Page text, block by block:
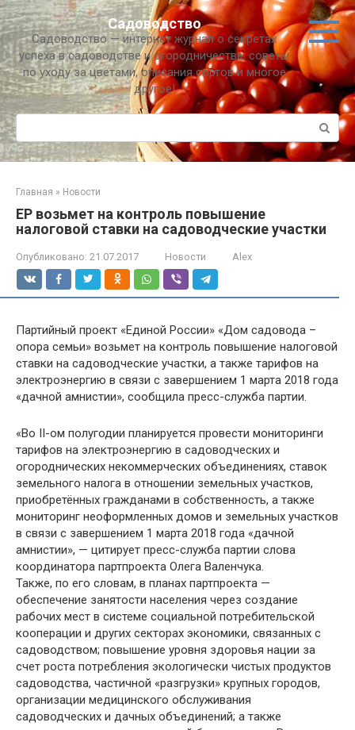
Перейти
к
контенту
Садоводство
Садоводство — интернет журнал о секретах
успеха в садоводстве и огородничестве, советы
по уходу за цветами, описания сортов и многое
другое!
Поиск:
Главная » Новости
ЕР возьмет на контроль повышение
налоговой ставки на садоводческие участки
Опубликовано: 21.07.2017 Новости Alex
Партийный проект «Единой России» «Дом садовода –
опора семьи» возьмет на контроль повышение налоговой
ставки на садоводческие участки, а также тарифов на
электроэнергию в связи с завершением 1 марта 2018 года
«дачной амнистии», сообщила пресс-служба партии.
«Во II-ом полугодии планируется провести мониторинги
тарифов на электроэнергию в садоводческих и
огороднических некоммерческих объединениях, ставок
земельного налога в отношении земельных участков,
приобретённых гражданами в собственность, а также
мониторинг неоформленных домов и земельных участков
в связи с завершением 1 марта 2018 года «дачной
амнистии», — цитирует пресс-служба партии слова
координатора партпроекта Олега Валенчука.
Также, по его словам, в планах партпроекта —
обеспечение занятости населения через создание
рабочих мест в системе социальной потребительской
кооперации и других секторах экономики, связанных с
садоводством; повышение уровня здоровья нации за
счет роста потребления экологически чистых продуктов
садоводства, частичной «разгрузки» крупных городов,
организации медицинского обслуживания
садоводческих и дачных объединений; а также